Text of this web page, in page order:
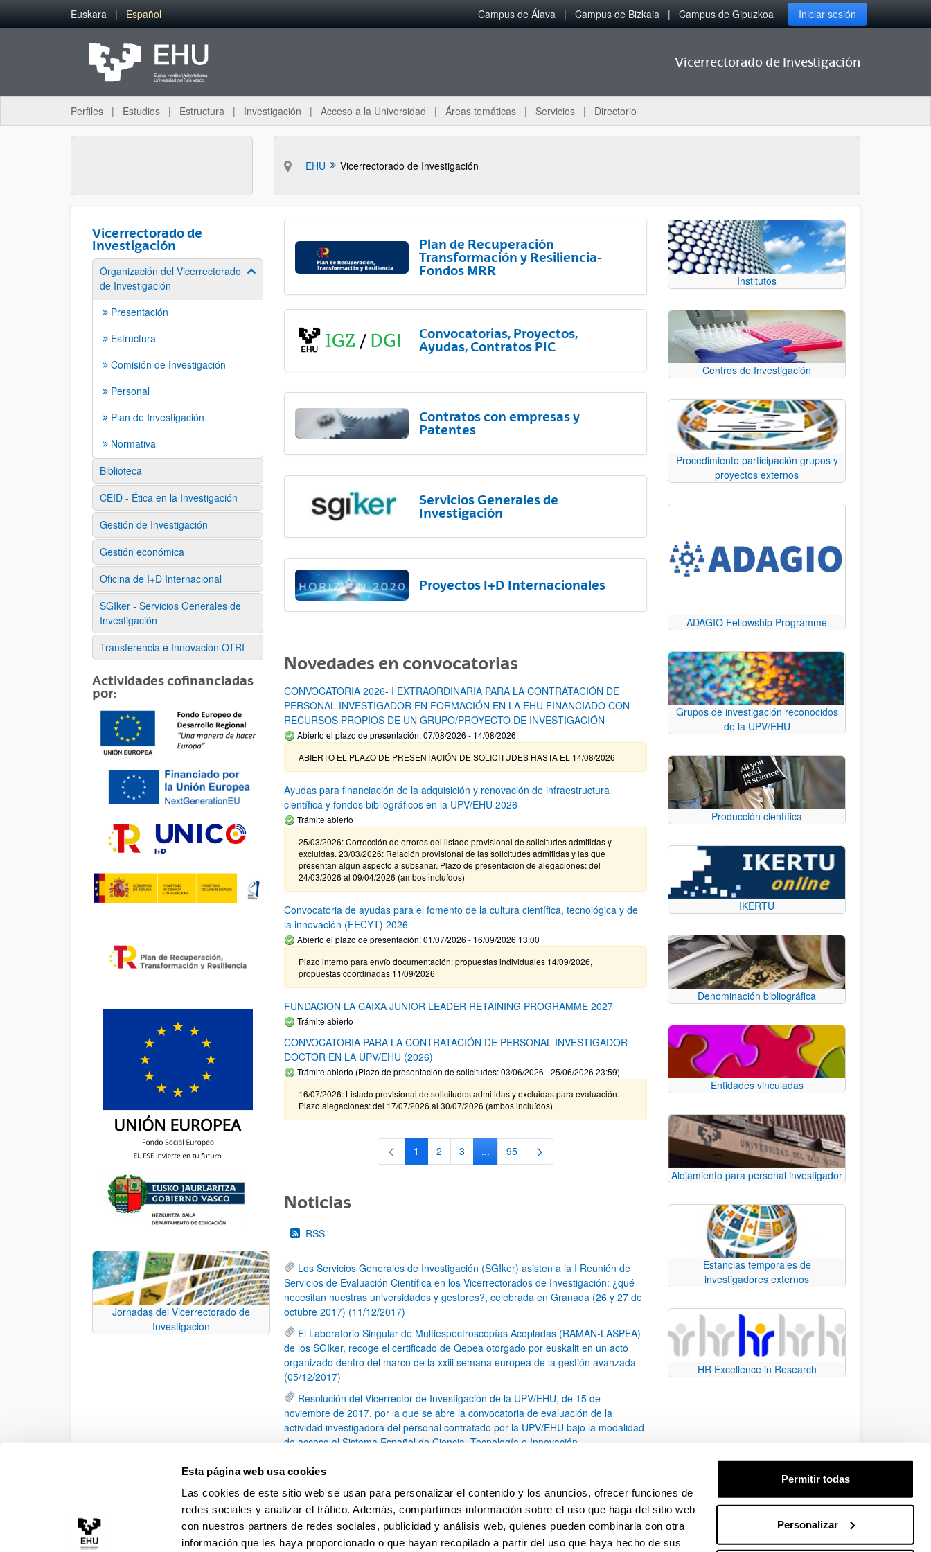
Esta página web usa cookies
Las cookies de este sitio web se usan para personalizar el contenido y los anuncios, ofrecer funciones de
redes sociales y analizar el tráfico. Además, compartimos información sobre el uso que haga del sitio web
con nuestros partners de redes sociales, publicidad y análisis web, quienes pueden combinarla con otra
información que les haya proporcionado o que hayan recopilado a partir del uso que haya hecho de sus
Permitir todas
Personalizar
Saltar al contenido principal
Euskara Español Campus de Álava Campus de Bizkaia Campus de Gipuzkoa Iniciar sesión
Vicerrectorado de Investigación
Perfiles Estudios Estructura Investigación Acceso a la Universidad Áreas temáticas Servicios Directorio
EHU Vicerrectorado de Investigación
Vicerrectorado de
Investigación
Organización del Vicerrectorado
de Investigación
Mostrar/ocultar subpáginas
Presentación
Estructura
Comisión de Investigación
Personal
Plan de Investigación
Normativa
Biblioteca
CEID - Ética en la Investigación
Gestión de Investigación
Gestión económica
Oficina de I+D Internacional
SGIker - Servicios Generales de
Investigación
Transferencia e Innovación OTRI
Actividades cofinanciadas
por:
Jornadas del Vicerrectorado de
Investigación
Plan de Recuperación
Transformación y Resiliencia-
Fondos MRR
Convocatorias, Proyectos,
Ayudas, Contratos PIC
Contratos con empresas y
Patentes
Servicios Generales de
Investigación
Proyectos I+D Internacionales
Novedades en convocatorias
CONVOCATORIA 2026- I EXTRAORDINARIA PARA LA CONTRATACIÓN DE
PERSONAL INVESTIGADOR EN FORMACIÓN EN LA EHU FINANCIADO CON
RECURSOS PROPIOS DE UN GRUPO/PROYECTO DE INVESTIGACIÓN
Abierto el plazo de presentación: 07/08/2026 - 14/08/2026
ABIERTO EL PLAZO DE PRESENTACIÓN DE SOLICITUDES HASTA EL 14/08/2026
Ayudas para financiación de la adquisición y renovación de infraestructura
científica y fondos bibliográficos en la UPV/EHU 2026
Trámite abierto
25/03/2026: Corrección de errores del listado provisional de solicitudes admitidas y
excluidas. 23/03/2026: Relación provisional de las solicitudes admitidas y las que
presentan algún aspecto a subsanar. Plazo de presentación de alegaciones: del
24/03/2026 al 09/04/2026 (ambos incluídos)
Convocatoria de ayudas para el fomento de la cultura científica, tecnológica y de
la innovación (FECYT) 2026
Abierto el plazo de presentación: 01/07/2026 - 16/09/2026 13:00
Plazo interno para envío documentación: propuestas individuales 14/09/2026,
propuestas coordinadas 11/09/2026
FUNDACION LA CAIXA JUNIOR LEADER RETAINING PROGRAMME 2027
Trámite abierto
CONVOCATORIA PARA LA CONTRATACIÓN DE PERSONAL INVESTIGADOR
DOCTOR EN LA UPV/EHU (2026)
Trámite abierto (Plazo de presentación de solicitudes: 03/06/2026 - 25/06/2026 23:59)
16/07/2026: Listado provisional de solicitudes admitidas y excluidas para evaluación.
Plazo alegaciones: del 17/07/2026 al 30/07/2026 (ambos incluídos)
Página
1 Página
2 Página
3 ...Páginas intermedias Use TAB para desplazarse.
Página
95
Noticias
RSS
Los Servicios Generales de Investigación (SGIker) asisten a la I Reunión de
Servicios de Evaluación Científica en los Vicerrectorados de Investigación: ¿qué
necesitan nuestras universidades y gestores?, celebrada en Granada (26 y 27 de
octubre 2017) (11/12/2017)
El Laboratorio Singular de Multiespectroscopías Acopladas (RAMAN-LASPEA)
de los SGIker, recoge el certificado de Qepea otorgado por euskalit en un acto
organizado dentro del marco de la xxiii semana europea de la gestión avanzada
(05/12/2017)
Resolución del Vicerrector de Investigación de la UPV/EHU, de 15 de
noviembre de 2017, por la que se abre la convocatoria de evaluación de la
actividad investigadora del personal contratado por la UPV/EHU bajo la modalidad
de acceso al Sistema Español de Ciencia, Tecnología e Innovación.
(TOC) en el Servicio Central de Análisis de Bizkaia (19/10/2017)
III Curso de Resonancia Magnética Nuclear de Estado Solido (11/10/2017)
Página
1 ...Páginas intermedias Use TAB para desplazarse.
Página
15 Página
16 Página
17 ...Páginas intermedias Use TAB para desplazarse.
Página
79
Institutos
Centros de Investigación
Procedimiento participación grupos y
proyectos externos
ADAGIO Fellowship Programme
Grupos de investigación reconocidos
de la UPV/EHU
Producción científica
IKERTU
Denominación bibliográfica
Entidades vinculadas
Alojamiento para personal investigador
Estancias temporales de
investigadores externos
HR Excellence in Research